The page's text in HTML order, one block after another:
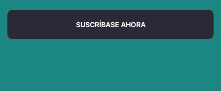
SUSCRÍBASE AHORA